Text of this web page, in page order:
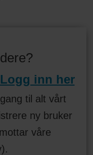
inn her
til alt vårt
ny bruker
våre